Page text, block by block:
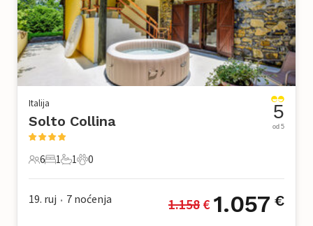
Italija
Solto Collina
6 Gosti
6
1 Spavaća soba
1
1 Kupaonica
1
0 Kućni ljubimac
0
5
od 5
19. ruj • 7 noćenja 1.158 € 1.057 €